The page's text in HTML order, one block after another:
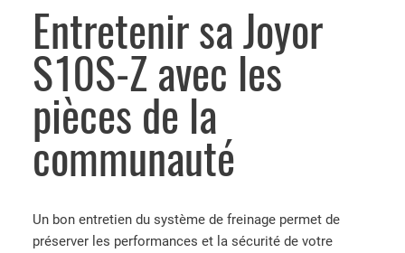
y
r
S
1
S
-
Entretenir sa Joyor
S10S-Z avec les
pièces de la
communauté
Un bon entretien du système de freinage permet de
préserver les performances et la sécurité de votre